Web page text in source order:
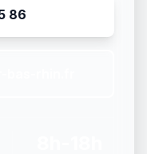
86